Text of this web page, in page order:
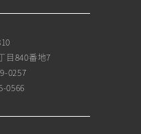
目840番地7
0257
0566